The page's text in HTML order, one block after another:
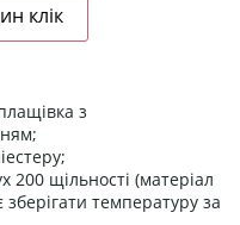
з
200 щільності (матеріал
температуру за